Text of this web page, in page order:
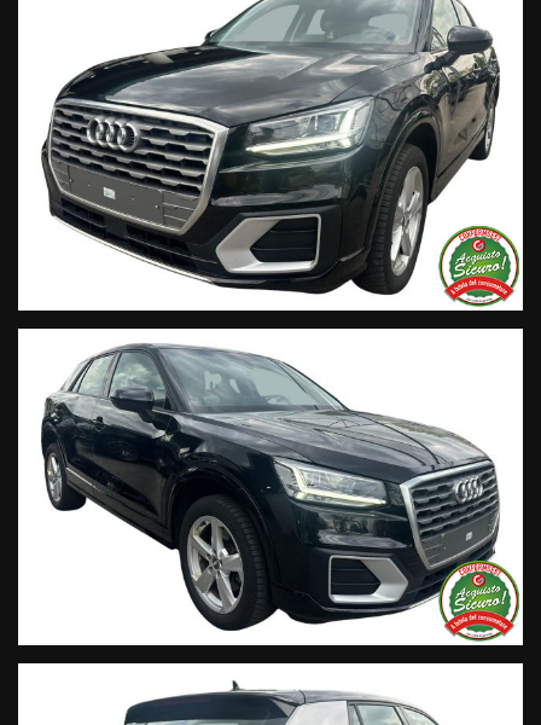
• Finanziamenti personalizzabili a tassi agevolati (privati/ditte
• Polizze Kasko fino a 60 mesi di durata con estensione “valore
a nuovo”;
• Garanzia legale di Conformità prevista obbligatoriamente
dal Codice del Consumo;
• Garanzia estendibile fino a 60 mesi.
Segui Automobili Vendraminie leggi le recensioni che
descrivono l’esperienza dei nostri clienti:
• Sul nostro sito ufficiale www.automobilivendramini.it dove
potrai trovare l’intero parco auto aggiornato, maggiori foto e
info per ogni singola vettura, i nostri servizi e la nostra storia.
• Sulla nostra pagina Facebook
• Sulla nostra pagina Instagram
• Sul nostro profilo Google Business
Live Chat Whatsapp:
+ 39 347 2621925 Orari Dal lunedì al venerdi 08:3012:00 –
14:30/19:30 Sabato 8:30 12:30 14.30 18.30
Trasparenza:
• Si precisa che le informazioni contenute negli annunci
online e nel proprio sito web sono state compilate con cura
affinché siano il più complete e precise; tuttavia possono
contenere errori e omissioni. Si declina ogni responsabilità
per eventuali involontarie incongruenze che non
rappresentano un impegno contrattuale.